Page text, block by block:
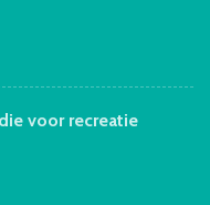
voor recreatie